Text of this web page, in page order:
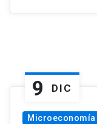
9 DIC
Microeconomía